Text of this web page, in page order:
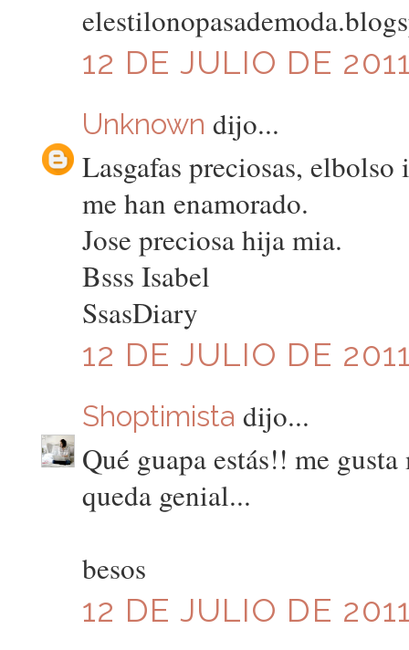
12 DE JULIO DE
Unknown dijo...
Lasgafas preciosas,
me han enamorado.
Jose preciosa hija mia.
Bsss Isabel
SsasDiary
12 DE JULIO DE
Shoptimista dijo...
Qué guapa estás!! me
queda genial...
besos
12 DE JULIO DE